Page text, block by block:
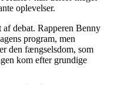
oplevelser.
debat. Rapperen Benny
program, men
den fængselsdom, som
kom efter grundige